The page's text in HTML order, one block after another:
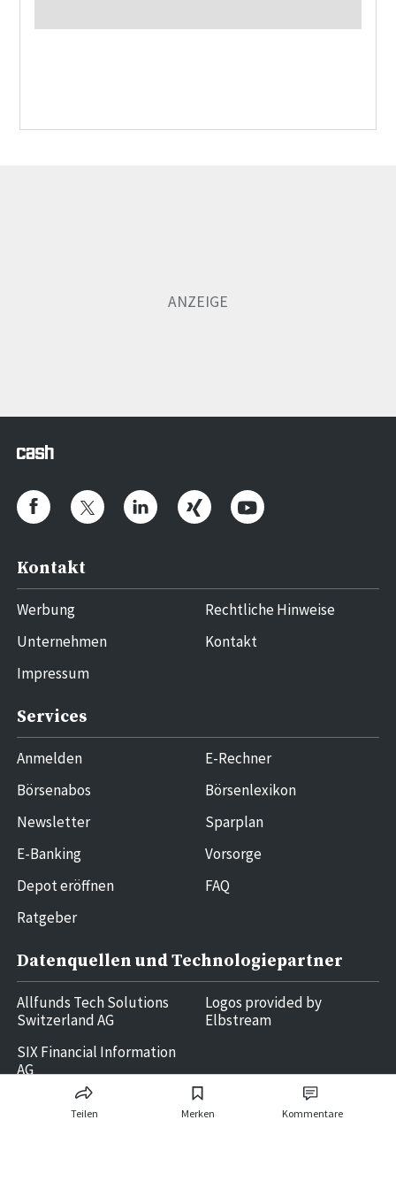
Teilen Merken Kommentare
Kontakt
Werbung
Unternehmen
Impressum
Rechtliche Hinweise
Kontakt
Services
Anmelden
Börsenabos
Newsletter
E-Banking
Depot eröffnen
Ratgeber
E-Rechner
Börsenlexikon
Sparplan
Vorsorge
FAQ
Datenquellen und Technologiepartner
Allfunds Tech Solutions
Switzerland AG
SIX Financial Information
AG
Logos provided by
Elbstream